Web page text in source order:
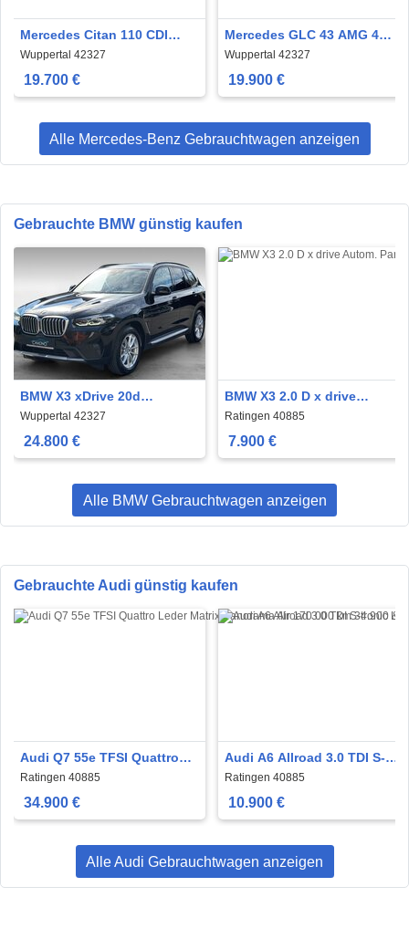
Mercedes Citan 110 CDI
Tourer Mbux Klima Kamera
Wuppertal 42327
19.700 €
Mercedes GLC 43 AMG 4M
Coupe 21´ HuD 360° Night
ACC AHK
Wuppertal 42327
19.900 €
Alle Mercedes-Benz Gebrauchtwagen anzeigen
Gebrauchte BMW günstig kaufen
BMW X3 xDrive 20d
Autom.Navi Kamera LED
Leder
Wuppertal 42327
24.800 €
BMW X3 2.0 D x drive
Autom. Pano Leder
Lachschäden
Ratingen 40885
7.900 €
Alle BMW Gebrauchtwagen anzeigen
Gebrauchte Audi günstig kaufen
Audi Q7 55e TFSI Quattro
Leder Matrix Panorama Air
Ratingen 40885
34.900 €
Audi A6 Allroad 3.0 TDI S-
tronic Leder Navi Xenon 19
´´
Ratingen 40885
10.900 €
Alle Audi Gebrauchtwagen anzeigen